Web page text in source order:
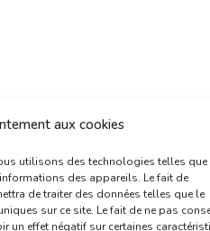
aux cookies
utilisons des technologies telles que
des appareils. Le fait de
de traiter des données telles que le
sur ce site. Le fait de ne pas
un effet négatif sur certaines